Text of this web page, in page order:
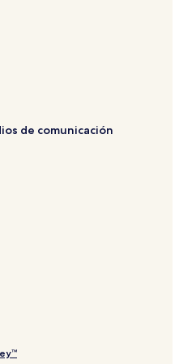
de comunicación